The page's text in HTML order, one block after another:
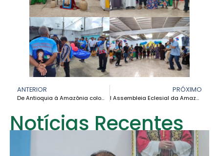
ANTERIOR
De Antioquia à Amazônia colombiana: uma experiência de sinodalidade que fortalece a missão no Vaupés
PRÓXIMO
I Assembleia Eclesial da Amazônia Equatoriana: um passo histórico para a Igreja com rosto amazônico
Notícias Recentes